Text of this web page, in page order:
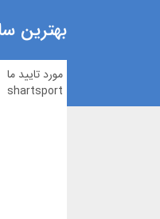
بهترین
مورد تایید ما
shartsport